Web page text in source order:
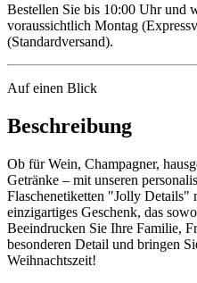
Bestellen Sie bis 10:00 Uhr und
voraussichtlich Montag
(Standardversand).
Auf einen Blick
Beschreibung
Ob für Wein, Champagner,
Getränke – mit unseren
Flaschenetiketten "Jolly Details"
einzigartiges Geschenk, das
Beeindrucken Sie Ihre Familie,
besonderen Detail und bringen
Weihnachtszeit!